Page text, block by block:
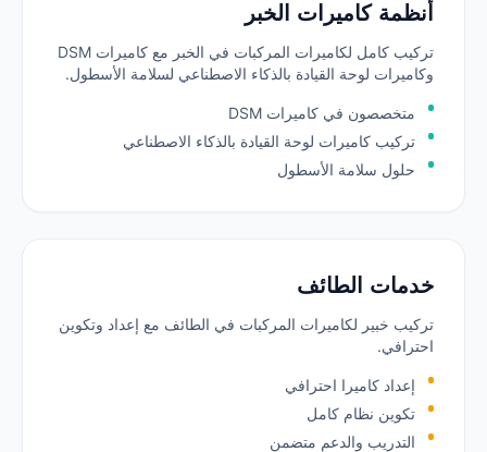
أنظمة كاميرات الخبر
تركيب كامل لكاميرات المركبات في الخبر مع كاميرات DSM
وكاميرات لوحة القيادة بالذكاء الاصطناعي لسلامة الأسطول.
متخصصون في كاميرات DSM
تركيب كاميرات لوحة القيادة بالذكاء الاصطناعي
حلول سلامة الأسطول
خدمات الطائف
تركيب خبير لكاميرات المركبات في الطائف مع إعداد وتكوين
احترافي.
إعداد كاميرا احترافي
تكوين نظام كامل
التدريب والدعم متضمن